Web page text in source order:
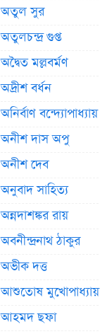
অতুল সুর
অতুলচন্দ্র গুপ্ত
অদ্বৈত মল্লবর্মণ
অদ্রীশ বর্ধন
অনির্বাণ বন্দ্যোপাধ্যায়
অনীশ দাস অপু
অনীশ দেব
অনুবাদ সাহিত্য
অন্নদাশঙ্কর রায়
অবনীন্দ্রনাথ ঠাকুর
অভীক দত্ত
আশুতোষ মুখোপাধ্যায়
আহমদ ছফা